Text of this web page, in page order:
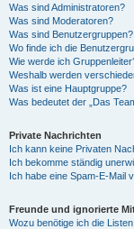
Was sind Administratoren?
Was sind Moderatoren?
Was sind Benutzergruppen?
Wo finde ich die
Wie werde ich
Weshalb werden
Was ist eine Hauptgruppe?
Was bedeutet der „Das
Private Nachrichten
Ich kann keine Privaten
Ich bekomme ständig
Ich habe eine Spam-E-Mail
Freunde und ignorierte
Wozu benötige ich die